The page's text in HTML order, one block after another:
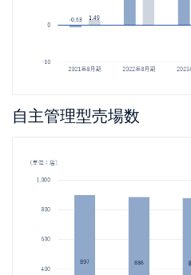
自主管理型売場数